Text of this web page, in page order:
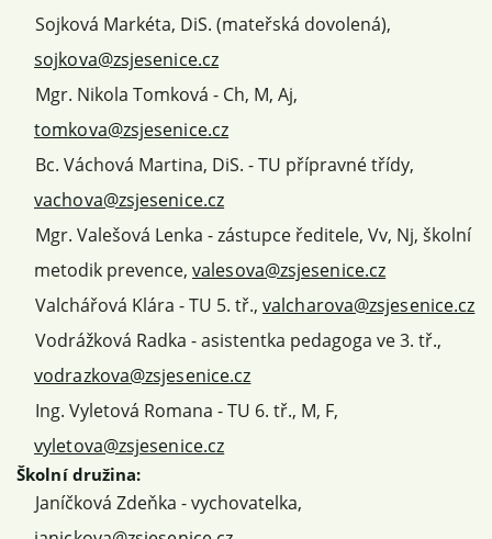
Sojková Markéta, DiS. (mateřská dovolená),
sojkova@zsjesenice.cz
Mgr. Nikola Tomková - Ch, M, Aj,
tomkova@zsjesenice.cz
Bc. Váchová Martina, DiS. - TU přípravné třídy,
vachova@zsjesenice.cz
Mgr. Valešová Lenka - zástupce ředitele, Vv, Nj, školní
metodik prevence, valesova@zsjesenice.cz
Valchářová Klára - TU 5. tř., valcharova@zsjesenice.cz
Vodrážková Radka - asistentka pedagoga ve 3. tř.,
vodrazkova@zsjesenice.cz
Ing. Vyletová Romana - TU 6. tř., M, F,
vyletova@zsjesenice.cz
Školní družina:
Janíčková Zdeňka - vychovatelka,